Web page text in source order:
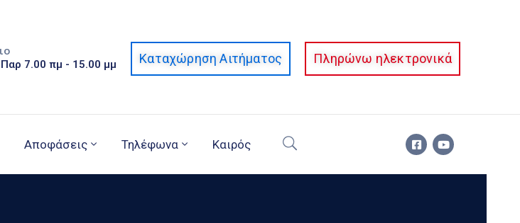
7.00 πμ - 15.00 μμ Καταχώρηση Αιτήματος Πληρώνω ηλεκτρονικά
Αποφάσεις Τηλέφωνα Καιρός